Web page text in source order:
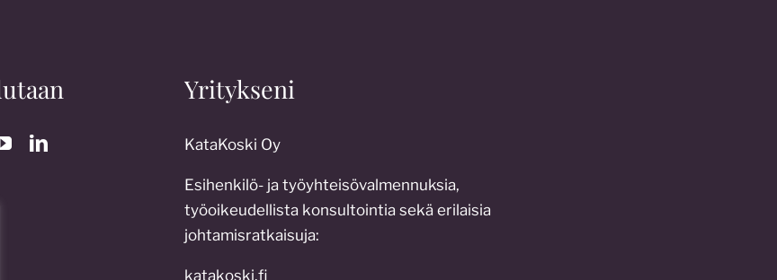
Yritykseni
KataKoski Oy
Esihenkilö- ja työyhteisövalmennuksia,
työoikeudellista konsultointia sekä erilaisia
johtamisratkaisuja:
katakoski.fi